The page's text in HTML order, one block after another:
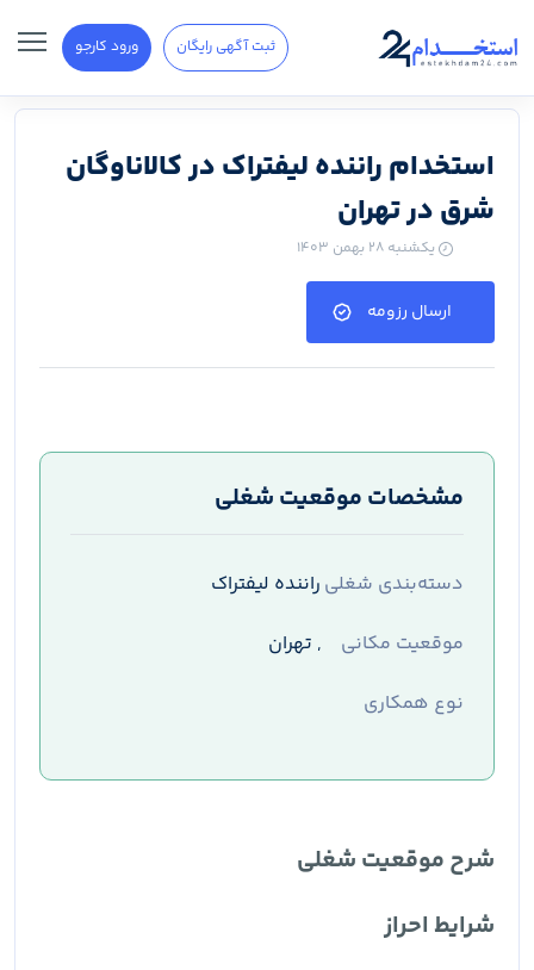
ثبت آگهی رایگان ورود کارجو
استخدام راننده لیفتراک در کالاناوگان
شرق در تهران
یکشنبه ۲۸ بهمن ۱۴۰۳
ارسال رزومه
مشخصات موقعیت شغلی
دسته‌بندی شغلی راننده لیفتراک
موقعیت مکانی
, تهران
نوع همکاری
شرح موقعیت شغلی
شرایط احراز